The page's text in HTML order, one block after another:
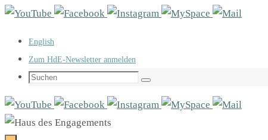
Zum
springen
English
Zum HdE-Newsletter anmelden
Suchen
Suchen